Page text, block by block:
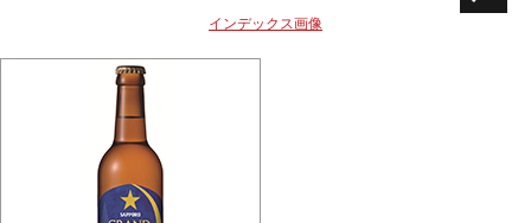
インデックス画像